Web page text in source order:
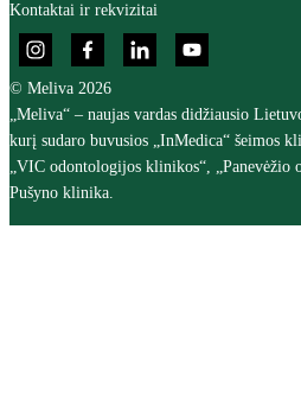
Kontaktai ir rekvizitai
© Meliva 2026
„Meliva“ – naujas vardas didžiausio
kurį sudaro buvusios „InMedica“ šeimos
„VIC odontologijos klinikos“, „Panevėžio
Pušyno klinika.